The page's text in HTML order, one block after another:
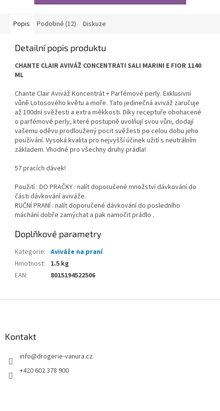
Popis Podobné (12) Diskuze
Detailní popis produktu
CHANTE CLAIR AVIVÁŽ CONCENTRATI SALI MARINI E FIOR 1140
ML
Chante Clair Aviváž Koncentrát + Parfémové perly. Exklusivní
vůně Lotosového květu a moře. Tato jedinečná aviváž zaručuje
až 100dní svěžesti a extra měkkosti. Díky receptuře obohacené
o parfémové perly, které postupně uvolňují svou vůni, dodají
vašemu oděvu prodloužený pocit svěžesti po celou dobu jeho
používání. Vysoká kvalita pro nejvyšší účinek užití s neutrálním
základem. Vhodné pro všechny druhy prádla!
57 pracích dávek!
Použití : DO PRAČKY : nalít doporučené množství dávkování do
části dávkování aviváže.
RUČNÍ PRANÍ : nalít doporučené dávkování do posledního
máchání dobře zamýchat a pak namočit prádlo .
Doplňkové parametry
Kategorie: Aviváže na praní
Hmotnost:
1.5 kg
EAN: 8015194522506
Kontakt
info@drogerie-vanura.cz
+420 602 378 900